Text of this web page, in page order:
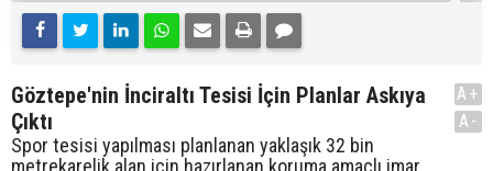
Göztepe'nin İnciraltı Tesisi İçin Planlar Askıya
Çıktı
Spor tesisi yapılması planlanan yaklaşık 32 bin
metrekarelik alan için hazırlanan koruma amaçlı imar
A+
A-